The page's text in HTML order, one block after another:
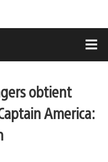
obtient
America: